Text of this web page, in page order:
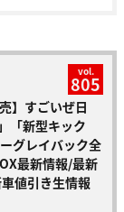
vol.
805
】すごいぜ日
「新型キック
グレイバック全
最新情報/最新
値引き生情報